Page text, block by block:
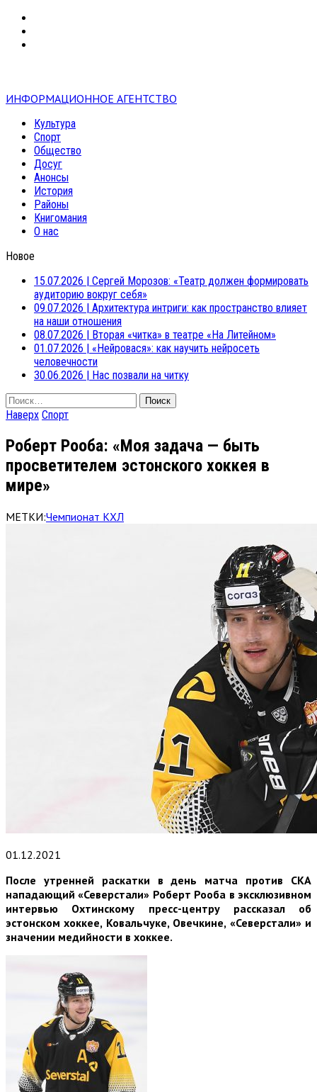
ИНФОРМАЦИОННОЕ АГЕНТСТВО
Культура
Спорт
Общество
Досуг
Анонсы
История
Районы
Книгомания
О нас
Новое
15.07.2026 | Сергей Морозов: «Театр должен формировать
аудиторию вокруг себя»
09.07.2026 | Архитектура интриги: как пространство влияет
на наши отношения
08.07.2026 | Вторая «читка» в театре «На Литейном»
01.07.2026 | «Нейровася»: как научить нейросеть
человечности
30.06.2026 | Нас позвали на читку
Найти:
Наверх Спорт
Роберт Рооба: «Моя задача — быть
просветителем эстонского хоккея в
мире»
МЕТКИ:Чемпионат КХЛ
01.12.2021
После утренней раскатки в день матча против СКА
нападающий «Северстали» Роберт Рооба в эксклюзивном
интервью Охтинскому пресс-центру рассказал об
эстонском хоккее, Ковальчуке, Овечкине, «Северстали» и
значении медийности в хоккее.